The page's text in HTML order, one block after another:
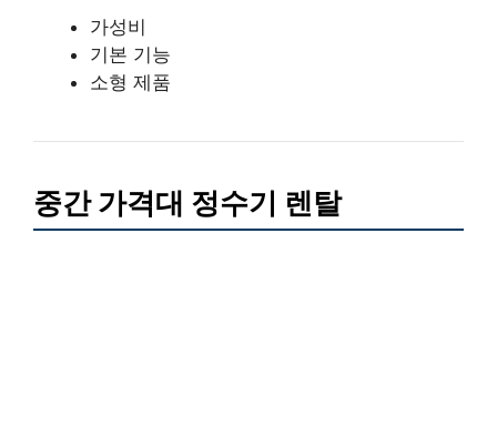
가성비
기본 기능
소형 제품
중간 가격대 정수기 렌탈